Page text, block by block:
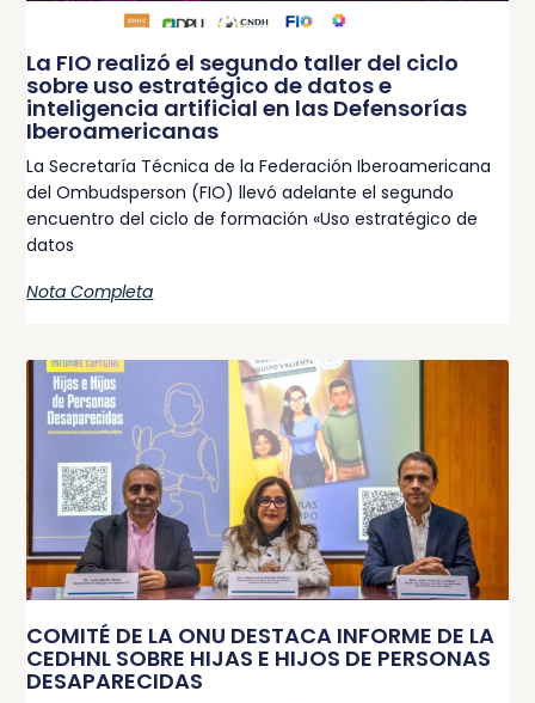
La FIO realizó el segundo taller del ciclo
sobre uso estratégico de datos e
inteligencia artificial en las Defensorías
Iberoamericanas
La Secretaría Técnica de la Federación Iberoamericana
del Ombudsperson (FIO) llevó adelante el segundo
encuentro del ciclo de formación «Uso estratégico de
datos
Nota Completa
COMITÉ DE LA ONU DESTACA INFORME DE LA
CEDHNL SOBRE HIJAS E HIJOS DE PERSONAS
DESAPARECIDAS